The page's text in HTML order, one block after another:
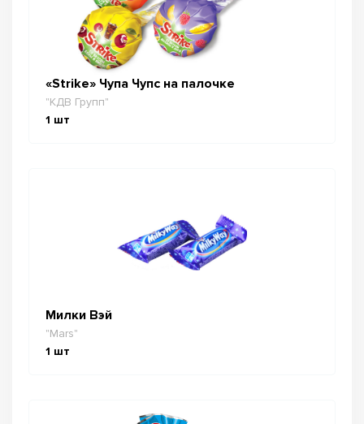
«Strike» Чупа Чупс на палочке
"КДВ Групп"
1 шт
Милки Вэй
"Mars"
1 шт